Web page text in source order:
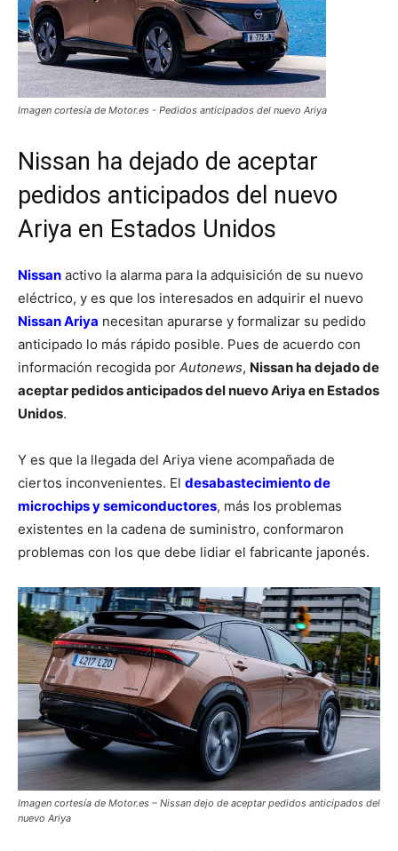
Imagen cortesía de Motor.es - Pedidos anticipados del nuevo Ariya
Nissan ha dejado de aceptar
pedidos anticipados del nuevo
Ariya en Estados Unidos
Nissan activo la alarma para la adquisición de su nuevo
eléctrico, y es que los interesados en adquirir el nuevo
Nissan Ariya necesitan apurarse y formalizar su pedido
anticipado lo más rápido posible. Pues de acuerdo con
información recogida por Autonews, Nissan ha dejado de
aceptar pedidos anticipados del nuevo Ariya en Estados
Unidos.
Y es que la llegada del Ariya viene acompañada de
ciertos inconvenientes. El desabastecimiento de
microchips y semiconductores, más los problemas
existentes en la cadena de suministro, conformaron
problemas con los que debe lidiar el fabricante japonés.
Imagen cortesía de Motor.es – Nissan dejo de aceptar pedidos anticipados del
nuevo Ariya